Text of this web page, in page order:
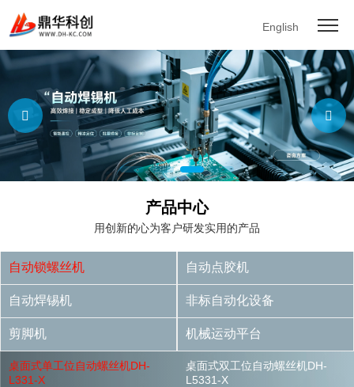
English
产品中心
用创新的心为客户研发实用的产品
自动锁螺丝机 自动点胶机
自动焊锡机 非标自动化设备
剪脚机 机械运动平台
桌面式单工位自动螺丝机DH-
L331-X
桌面式双工位自动螺丝机DH-
L5331-X